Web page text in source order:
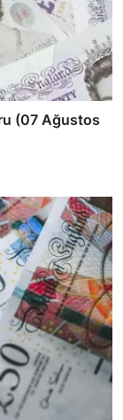
(07 Ağustos